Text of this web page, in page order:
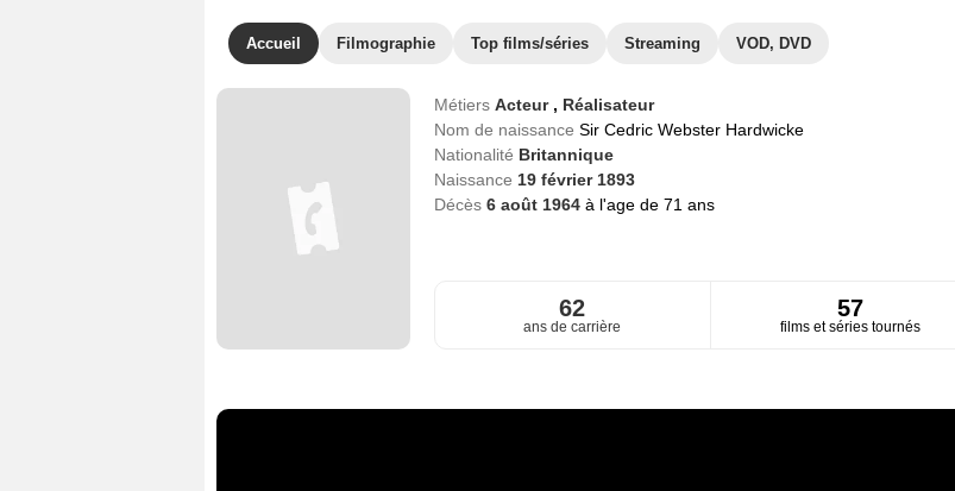
Accueil Filmographie Top films/séries Streaming VOD, DVD
Métiers Acteur , Réalisateur
Nom de naissance Sir Cedric Webster Hardwicke
Nationalité Britannique
Naissance 19 février 1893
Décès 6 août 1964 à l'age de 71 ans
62
ans de carrière
57
films et séries tournés